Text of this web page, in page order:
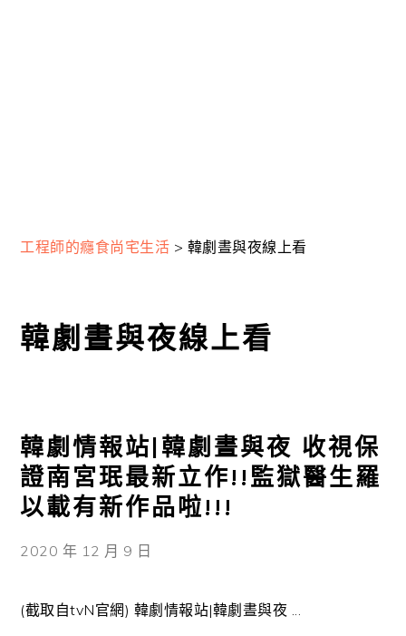
工程師的癮食尚宅生活 > 韓劇晝與夜線上看
韓劇晝與夜線上看
韓劇情報站|韓劇晝與夜 收視保
證南宮珉最新立作!!監獄醫生羅
以載有新作品啦!!!
2020 年 12 月 9 日
(截取自tvN官網) 韓劇情報站|韓劇晝與夜 ...